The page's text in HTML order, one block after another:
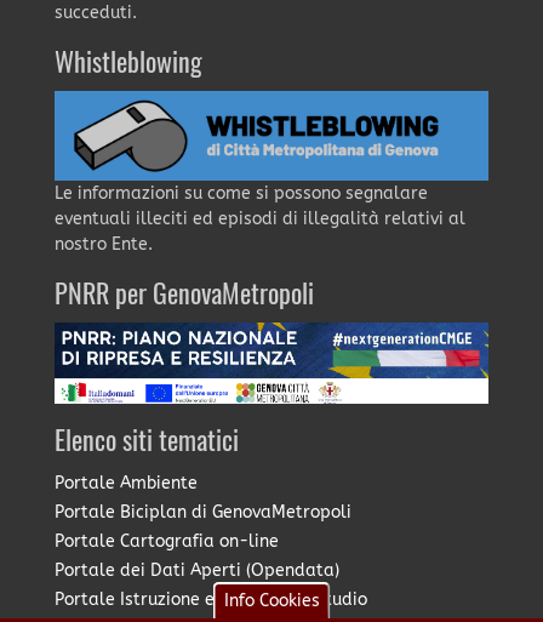
succeduti.
Whistleblowing
Le informazioni su come si possono segnalare
eventuali illeciti ed episodi di illegalità relativi al
nostro Ente.
PNRR per GenovaMetropoli
Elenco siti tematici
Portale Ambiente
Portale Biciplan di GenovaMetropoli
Portale Cartografia on-line
Portale dei Dati Aperti (Opendata)
Portale Istruzione e Diritto allo Studio
Info Cookies